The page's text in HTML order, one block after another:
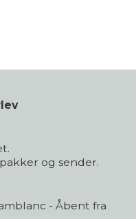
og sender.
- Åbent fra